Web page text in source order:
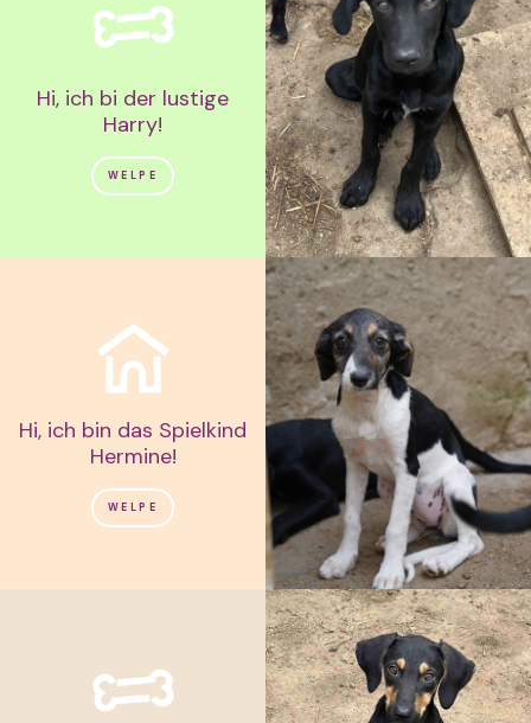
Hi, ich bi der lustige
Harry!
WELPE
Hi, ich bin das Spielkind
Hermine!
WELPE